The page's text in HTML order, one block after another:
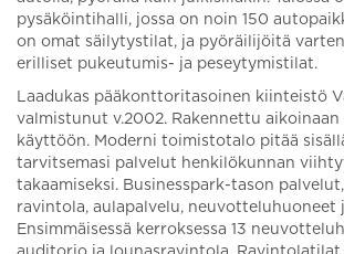
pysäköintihalli, jossa on noin 150
on omat säilytystilat, ja pyöräilijöitä
erilliset pukeutumis- ja peseytymistilat.
Laadukas pääkonttoritasoinen kiinteistö
valmistunut v.2002. Rakennettu aikoinaan
käyttöön. Moderni toimistotalo pitää
tarvitsemasi palvelut henkilökunnan
takaamiseksi. Businesspark-tason
ravintola, aulapalvelu, neuvotteluhuoneet
Ensimmäisessä kerroksessa 13